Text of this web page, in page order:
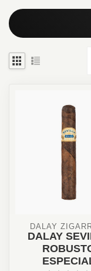
DALAY
DALAY